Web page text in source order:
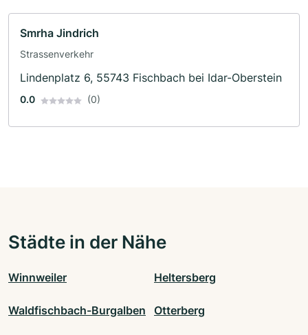
Smrha Jindrich
Strassenverkehr
Lindenplatz 6, 55743 Fischbach bei Idar-Oberstein
0.0 (0)
Städte in der Nähe
Winnweiler Heltersberg
Waldfischbach-Burgalben Otterberg